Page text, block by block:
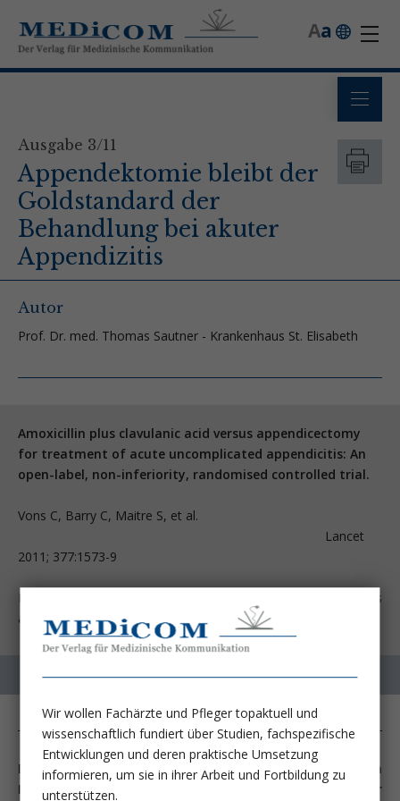
a
A
Ausgabe 3/11
Appendektomie bleibt der
Goldstandard der
Behandlung bei akuter
Appendizitis
Autor
Prof. Dr. med. Thomas Sautner - Krankenhaus St. Elisabeth
Amoxicillin plus clavulanic acid versus appendicectomy
for treatment of acute uncomplicated appendicitis: An
open-label, non-inferiority, randomised controlled trial.
Vons C, Barry C, Maitre S, et al.
Lancet
2011; 377:1573-9
Hôpital Antoine Béclère (Assistance Publique-Hôpitaux de Paris
and Université Paris XI), Services de Chirurgie, Clamart, France.
Die Einführung der Appendektomie durch McBurney am
Ende des 19. Jahrhunderts hat die Bedrohlichkeit der
Wir wollen Fachärzte und Pfleger topaktuell und
wissenschaftlich fundiert über Studien, fachspezifische
Entwicklungen und deren praktische Umsetzung
informieren, um sie in ihrer Arbeit und Fortbildung zu
unterstützen.